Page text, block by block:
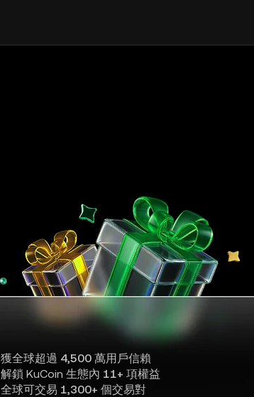
獲全球超過 4,500 萬用戶信賴
解鎖 KuCoin 生態內 11+ 項權益
全球可交易 1,300+ 個交易對